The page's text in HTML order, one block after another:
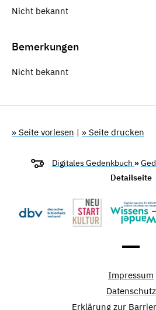
Nicht bekannt
Bemerkungen
Nicht bekannt
» Seite vorlesen | » Seite drucken
Digitales Gedenkbuch »
Detailseite
Impressum
Datenschutz
Erklärung zur